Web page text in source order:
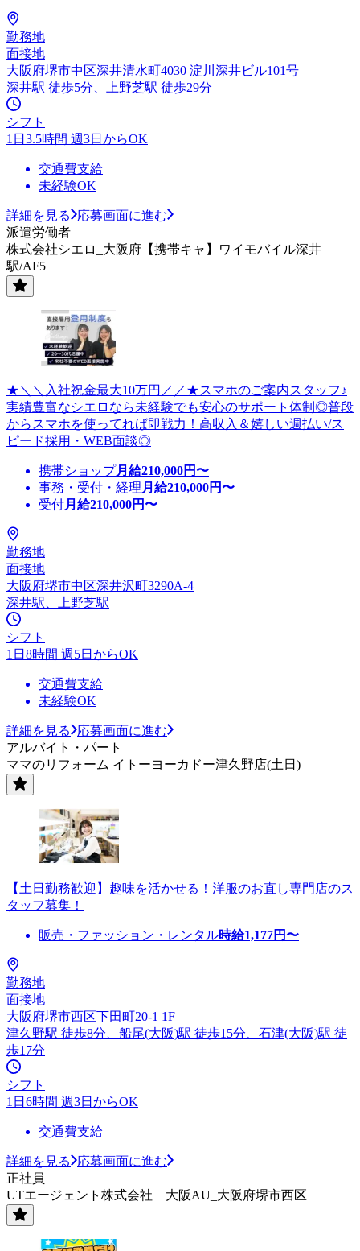
勤務地
面接地
大阪府堺市中区深井清水町4030 淀川深井ビル101号
深井駅 徒歩5分、上野芝駅 徒歩29分
シフト
1日3.5時間 週3日からOK
交通費支給
未経験OK
詳細を見る
応募画面に進む
派遣労働者
株式会社シエロ_大阪府【携帯キャ】ワイモバイル深井
駅/AF5
★＼＼入社祝金最大10万円／／★スマホのご案内スタッフ♪
実績豊富なシエロなら未経験でも安心のサポート体制◎普段
からスマホを使ってれば即戦力！高収入＆嬉しい週払い/ス
ピード採用・WEB面談◎
携帯ショップ月給210,000円〜
事務・受付・経理 月給210,000円〜
受付月給210,000円〜
勤務地
面接地
大阪府堺市中区深井沢町3290A-4
深井駅、上野芝駅
シフト
1日8時間 週5日からOK
交通費支給
未経験OK
詳細を見る
応募画面に進む
アルバイト・パート
ママのリフォーム イトーヨーカドー津久野店(土日)
【土日勤務歓迎】趣味を活かせる！洋服のお直し専門店のス
タッフ募集！
販売・ファッション・レンタル時給1,177円〜
勤務地
面接地
大阪府堺市西区下田町20-1 1F
津久野駅 徒歩8分、船尾(大阪)駅 徒歩15分、石津(大阪)駅 徒
歩17分
シフト
1日6時間 週3日からOK
交通費支給
詳細を見る
応募画面に進む
正社員
UTエージェント株式会社 大阪AU_大阪府堺市西区